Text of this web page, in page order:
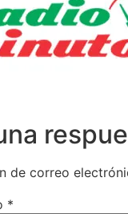
de correo
*